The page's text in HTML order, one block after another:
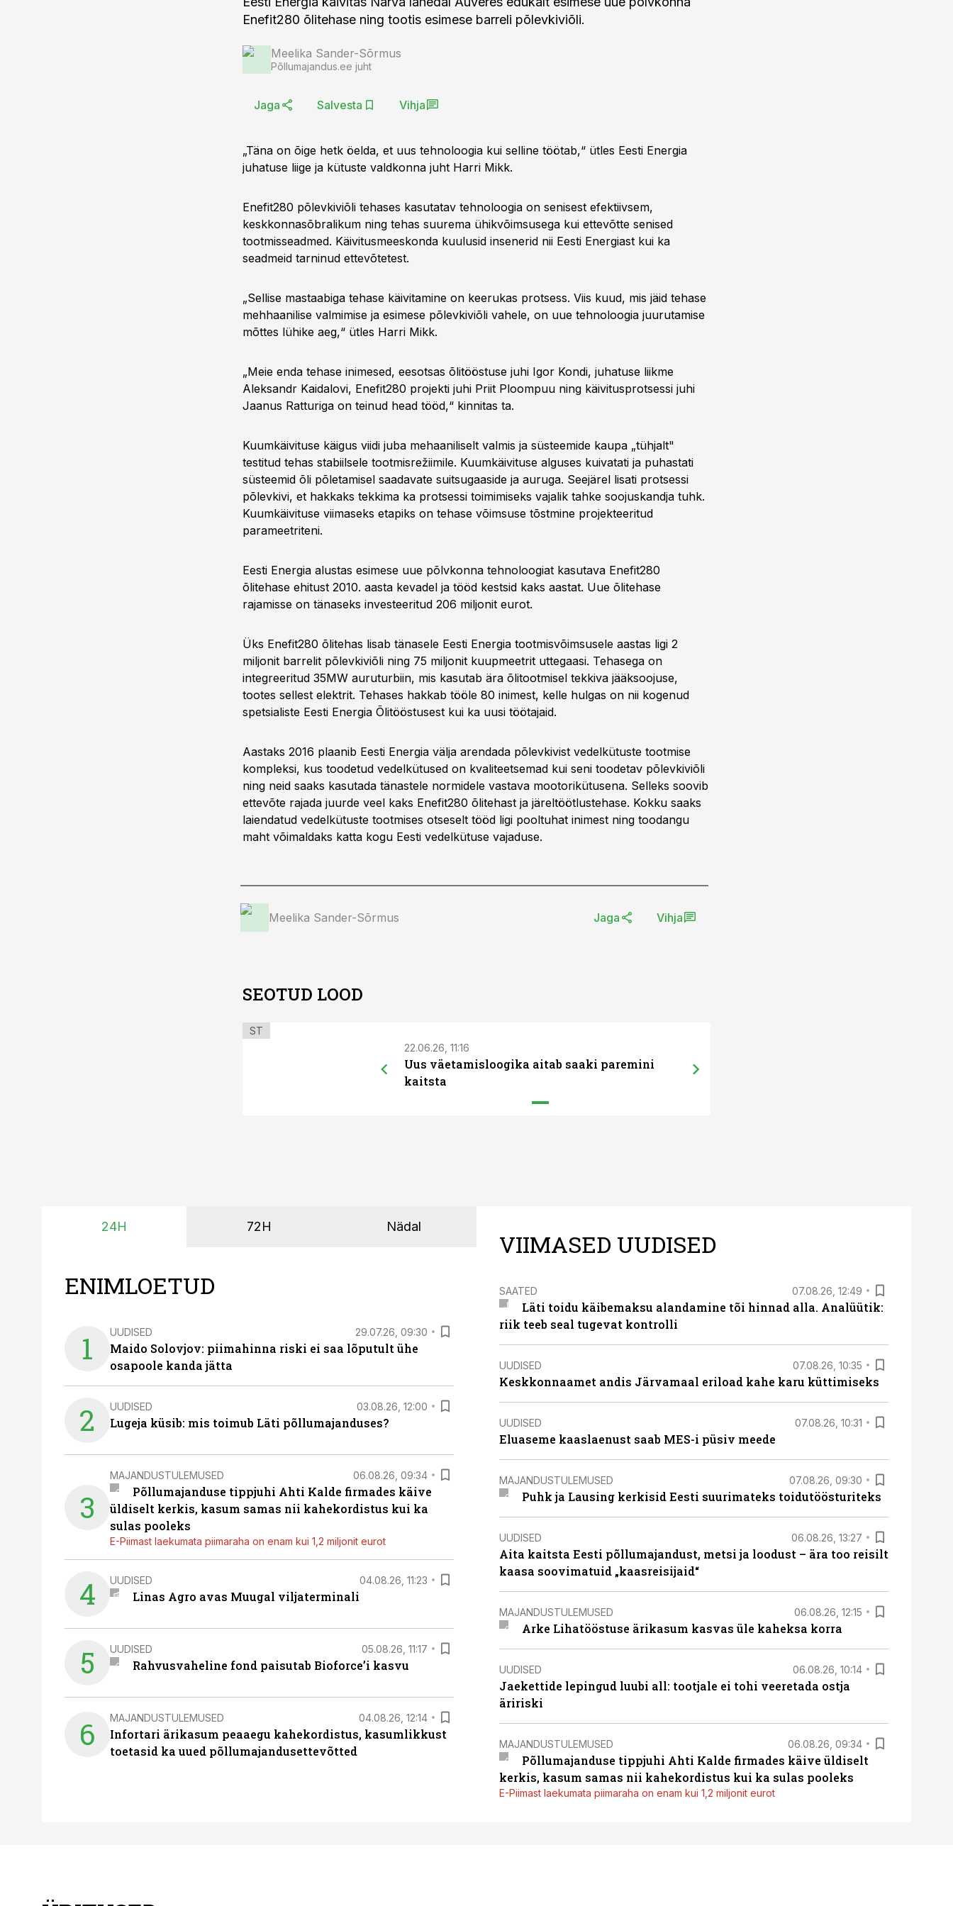
Enefit280 õlitehase ning tootis esimese barreli põlevkiviõli.
Meelika Sander-Sõrmus
Põllumajandus.ee juht
Jaga Salvesta Vihja
„Täna on õige hetk öelda, et uus tehnoloogia kui selline töötab,“ ütles Eesti Energia
juhatuse liige ja kütuste valdkonna juht Harri Mikk.
Enefit280 põlevkiviõli tehases kasutatav tehnoloogia on senisest efektiivsem,
keskkonnasõbralikum ning tehas suurema ühikvõimsusega kui ettevõtte senised
tootmisseadmed. Käivitusmeeskonda kuulusid insenerid nii Eesti Energiast kui ka
seadmeid tarninud ettevõtetest.
„Sellise mastaabiga tehase käivitamine on keerukas protsess. Viis kuud, mis jäid tehase
mehhaanilise valmimise ja esimese põlevkiviõli vahele, on uue tehnoloogia juurutamise
mõttes lühike aeg,“ ütles Harri Mikk.
„Meie enda tehase inimesed, eesotsas õlitööstuse juhi Igor Kondi, juhatuse liikme
Aleksandr Kaidalovi, Enefit280 projekti juhi Priit Ploompuu ning käivitusprotsessi juhi
Jaanus Ratturiga on teinud head tööd,“ kinnitas ta.
Kuumkäivituse käigus viidi juba mehaaniliselt valmis ja süsteemide kaupa „tühjalt"
testitud tehas stabiilsele tootmisrežiimile. Kuumkäivituse alguses kuivatati ja puhastati
süsteemid õli põletamisel saadavate suitsugaaside ja auruga. Seejärel lisati protsessi
põlevkivi, et hakkaks tekkima ka protsessi toimimiseks vajalik tahke soojuskandja tuhk.
Kuumkäivituse viimaseks etapiks on tehase võimsuse tõstmine projekteeritud
parameetriteni.
Eesti Energia alustas esimese uue põlvkonna tehnoloogiat kasutava Enefit280
õlitehase ehitust 2010. aasta kevadel ja tööd kestsid kaks aastat. Uue õlitehase
rajamisse on tänaseks investeeritud 206 miljonit eurot.
Üks Enefit280 õlitehas lisab tänasele Eesti Energia tootmisvõimsusele aastas ligi 2
miljonit barrelit põlevkiviõli ning 75 miljonit kuupmeetrit uttegaasi. Tehasega on
integreeritud 35MW auruturbiin, mis kasutab ära õlitootmisel tekkiva jääksoojuse,
tootes sellest elektrit. Tehases hakkab tööle 80 inimest, kelle hulgas on nii kogenud
spetsialiste Eesti Energia Õlitööstusest kui ka uusi töötajaid.
Aastaks 2016 plaanib Eesti Energia välja arendada põlevkivist vedelkütuste tootmise
kompleksi, kus toodetud vedelkütused on kvaliteetsemad kui seni toodetav põlevkiviõli
ning neid saaks kasutada tänastele normidele vastava mootorikütusena. Selleks soovib
ettevõte rajada juurde veel kaks Enefit280 õlitehast ja järeltöötlustehase. Kokku saaks
laiendatud vedelkütuste tootmises otseselt tööd ligi pooltuhat inimest ning toodangu
maht võimaldaks katta kogu Eesti vedelkütuse vajaduse.
Meelika Sander-Sõrmus Jaga Vihja
SEOTUD LOOD
ST
22.06.26, 11:16
Uus väetamisloogika aitab saaki paremini
kaitsta
24H 72H Nädal
ENIMLOETUD
1 UUDISED 29.07.26, 09:30
Maido Solovjov: piimahinna riski ei saa lõputult ühe
osapoole kanda jätta
2 UUDISED 03.08.26, 12:00
Lugeja küsib: mis toimub Läti põllumajanduses?
3
MAJANDUSTULEMUSED 06.08.26, 09:34
Põllumajanduse tippjuhi Ahti Kalde firmades käive
üldiselt kerkis, kasum samas nii kahekordistus kui ka
sulas pooleks
E-Piimast laekumata piimaraha on enam kui 1,2 miljonit eurot
4 UUDISED 04.08.26, 11:23
Linas Agro avas Muugal viljaterminali
5 UUDISED 05.08.26, 11:17
Rahvusvaheline fond paisutab Bioforce’i kasvu
6 MAJANDUSTULEMUSED 04.08.26, 12:14
Infortari ärikasum peaaegu kahekordistus, kasumlikkust
toetasid ka uued põllumajandusettevõtted
VIIMASED UUDISED
SAATED 07.08.26, 12:49
Läti toidu käibemaksu alandamine tõi hinnad alla. Analüütik:
riik teeb seal tugevat kontrolli
UUDISED 07.08.26, 10:35
Keskkonnaamet andis Järvamaal eriload kahe karu küttimiseks
UUDISED 07.08.26, 10:31
Eluaseme kaaslaenust saab MES-i püsiv meede
MAJANDUSTULEMUSED 07.08.26, 09:30
Puhk ja Lausing kerkisid Eesti suurimateks toidutöösturiteks
UUDISED 06.08.26, 13:27
Aita kaitsta Eesti põllumajandust, metsi ja loodust – ära too reisilt
kaasa soovimatuid „kaasreisijaid“
MAJANDUSTULEMUSED 06.08.26, 12:15
Arke Lihatööstuse ärikasum kasvas üle kaheksa korra
UUDISED 06.08.26, 10:14
Jaekettide lepingud luubi all: tootjale ei tohi veeretada ostja
äririski
MAJANDUSTULEMUSED 06.08.26, 09:34
Põllumajanduse tippjuhi Ahti Kalde firmades käive üldiselt
kerkis, kasum samas nii kahekordistus kui ka sulas pooleks
E-Piimast laekumata piimaraha on enam kui 1,2 miljonit eurot